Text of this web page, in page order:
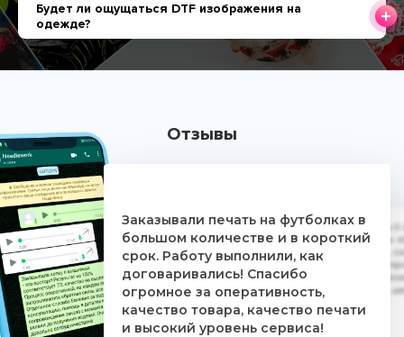
Будет ли ощущаться DTF изображения на
одежде?
Отзывы
Заказывали печать на футболках в
большом количестве и в короткий
срок. Работу выполнили, как
договаривались! Спасибо
огромное за оперативность,
качество товара, качество печати
и высокий уровень сервиса!
Дочке на 18-летие решили заказать
ребятам. Времени было всего сутки.
взялись за работу, сделали макеты,
Огромное им спасибо. Дочка была
знают свое дело и отдаются ему
людьми. Качество печати